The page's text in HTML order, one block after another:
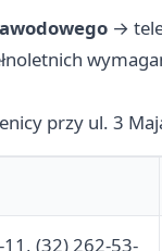
→
przy ul. 3
(32) 262-53-